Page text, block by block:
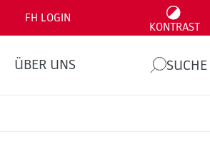
FH LOGIN
KONTRAST
ÜBER UNS SUCHE